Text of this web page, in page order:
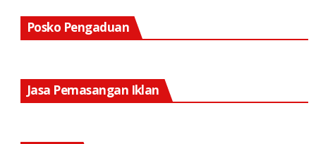
Posko Pengaduan
Jasa Pemasangan Iklan